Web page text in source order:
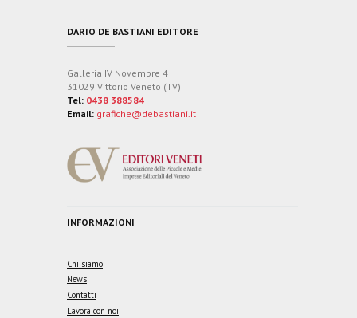
DARIO DE BASTIANI EDITORE
Galleria IV Novembre 4
31029 Vittorio Veneto (TV)
Tel: 0438 388584
Email: grafiche@debastiani.it
INFORMAZIONI
Chi siamo
News
Contatti
Lavora con noi